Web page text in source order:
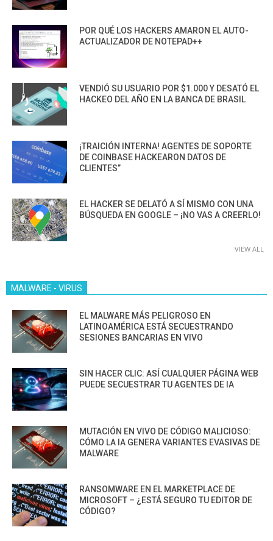
POR QUÉ LOS HACKERS AMARON EL AUTO-
ACTUALIZADOR DE NOTEPAD++
VENDIÓ SU USUARIO POR $1.000 Y DESATÓ EL
HACKEO DEL AÑO EN LA BANCA DE BRASIL
¡TRAICIÓN INTERNA! AGENTES DE SOPORTE
DE COINBASE HACKEARON DATOS DE
CLIENTES”
EL HACKER SE DELATÓ A SÍ MISMO CON UNA
BÚSQUEDA EN GOOGLE – ¡NO VAS A CREERLO!
VIEW ALL
MALWARE - VIRUS
EL MALWARE MÁS PELIGROSO EN
LATINOAMÉRICA ESTÁ SECUESTRANDO
SESIONES BANCARIAS EN VIVO
SIN HACER CLIC: ASÍ CUALQUIER PÁGINA WEB
PUEDE SECUESTRAR TU AGENTES DE IA
MUTACIÓN EN VIVO DE CÓDIGO MALICIOSO:
CÓMO LA IA GENERA VARIANTES EVASIVAS DE
MALWARE
RANSOMWARE EN EL MARKETPLACE DE
MICROSOFT – ¿ESTÁ SEGURO TU EDITOR DE
CÓDIGO?